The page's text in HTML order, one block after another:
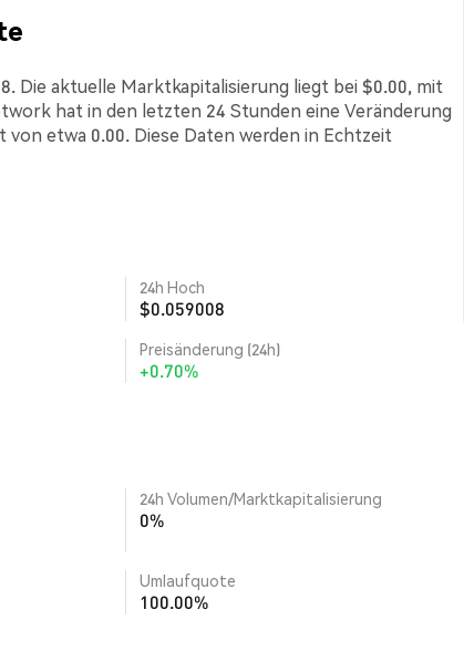
Die aktuelle Marktkapitalisierung liegt bei $0.00, mit
hat in den letzten 24 Stunden eine Veränderung
etwa 0.00. Diese Daten werden in Echtzeit
24h Hoch
$0.059008
Preisänderung (24h)
+0.70%
24h Volumen/Marktkapitalisierung
0%
Umlaufquote
100.00%